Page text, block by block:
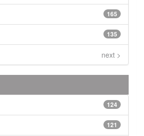
165
135
next >
124
121